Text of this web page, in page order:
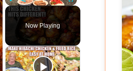
Play Unmute Fullscreen
Now Playing